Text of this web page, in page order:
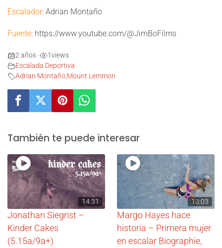
Escalador: Adrian Montaño
Fuente: https://www.youtube.com/@JimBoFilms
2 años • 1views
Escalada Deportiva
Adrian Montaño,Mount Lemmon
También te puede interesar
14:31
Jonathan Siegrist –
Kinder Cakes
(5.15a/9a+)
13:03
Margo Hayes hace
historia – Primera mujer
en escalar Biographie,